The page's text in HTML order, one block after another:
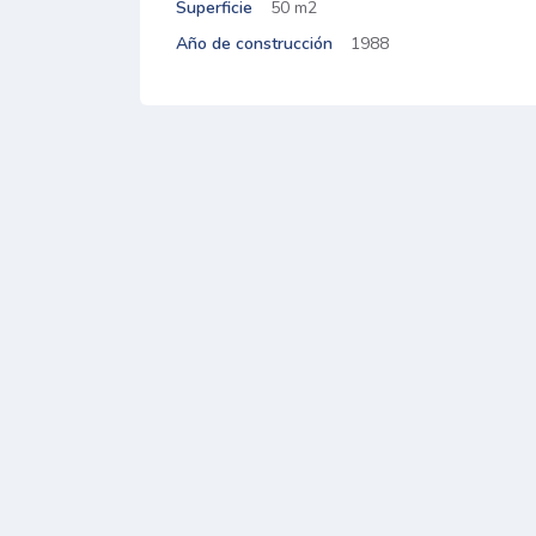
Superficie
50 m2
Año de construcción
1988